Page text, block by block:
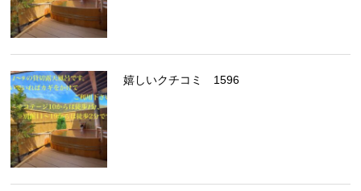
嬉しいクチコミ 1596